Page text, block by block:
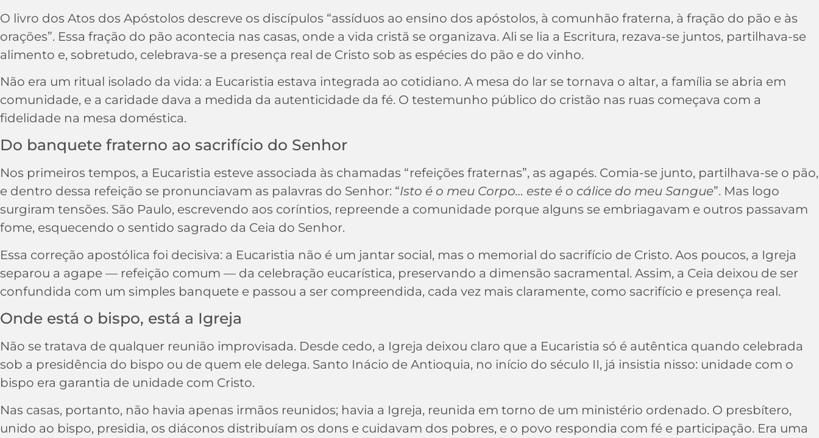
O livro dos Atos dos Apóstolos descreve os discípulos “assíduos ao ensino dos apóstolos, à comunhão fraterna, à fração do pão e às
orações”. Essa fração do pão acontecia nas casas, onde a vida cristã se organizava. Ali se lia a Escritura, rezava-se juntos, partilhava-se
alimento e, sobretudo, celebrava-se a presença real de Cristo sob as espécies do pão e do vinho.
Não era um ritual isolado da vida: a Eucaristia estava integrada ao cotidiano. A mesa do lar se tornava o altar, a família se abria em
comunidade, e a caridade dava a medida da autenticidade da fé. O testemunho público do cristão nas ruas começava com a
fidelidade na mesa doméstica.
Do banquete fraterno ao sacrifício do Senhor
Nos primeiros tempos, a Eucaristia esteve associada às chamadas “refeições fraternas”, as agapés. Comia-se junto, partilhava-se o pão,
e dentro dessa refeição se pronunciavam as palavras do Senhor: “Isto é o meu Corpo… este é o cálice do meu Sangue”. Mas logo
surgiram tensões. São Paulo, escrevendo aos coríntios, repreende a comunidade porque alguns se embriagavam e outros passavam
fome, esquecendo o sentido sagrado da Ceia do Senhor.
Essa correção apostólica foi decisiva: a Eucaristia não é um jantar social, mas o memorial do sacrifício de Cristo. Aos poucos, a Igreja
separou a agape — refeição comum — da celebração eucarística, preservando a dimensão sacramental. Assim, a Ceia deixou de ser
confundida com um simples banquete e passou a ser compreendida, cada vez mais claramente, como sacrifício e presença real.
Onde está o bispo, está a Igreja
Não se tratava de qualquer reunião improvisada. Desde cedo, a Igreja deixou claro que a Eucaristia só é autêntica quando celebrada
sob a presidência do bispo ou de quem ele delega. Santo Inácio de Antioquia, no início do século II, já insistia nisso: unidade com o
bispo era garantia de unidade com Cristo.
Nas casas, portanto, não havia apenas irmãos reunidos; havia a Igreja, reunida em torno de um ministério ordenado. O presbítero,
unido ao bispo, presidia, os diáconos distribuíam os dons e cuidavam dos pobres, e o povo respondia com fé e participação. Era uma